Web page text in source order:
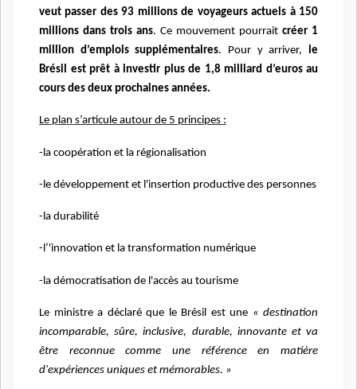
veut passer des 93 millions de voyageurs actuels à 150
millions dans trois ans. Ce mouvement pourrait créer 1
million d’emplois supplémentaires. Pour y arriver, le
Brésil est prêt à investir plus de 1,8 milliard d’euros au
cours des deux prochaines années.
Le plan s’articule autour de 5 principes :
-la coopération et la régionalisation
-le développement et l'insertion productive des personnes
-la durabilité
-l’'innovation et la transformation numérique
-la démocratisation de l'accès au tourisme
Le ministre a déclaré que le Brésil est une « destination
incomparable, sûre, inclusive, durable, innovante et va
être reconnue comme une référence en matière
d'expériences uniques et mémorables. »